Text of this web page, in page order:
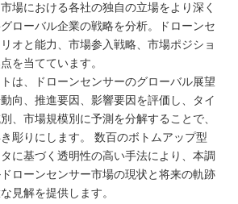
場における各社の独自の立場をより深く
ローバル企業の戦略を分析。ドローンセ
オと能力、市場参入戦略、市場ポジショ
を当てています。
は、ドローンセンサーのグローバル展望
向、推進要因、影響要因を評価し、タイ
、市場規模別に予測を分解することで、
彫りにします。 数百のボトムアップ型
に基づく透明性の高い手法により、本調
ローンセンサー市場の現状と将来の軌跡
見解を提供します。